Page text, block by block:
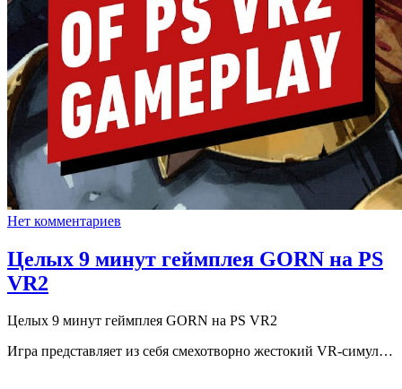
Нет комментариев
Целых 9 минут геймплея GORN на PS
VR2
Целых 9 минут геймплея GORN на PS VR2
Игра представляет из себя смехотворно жестокий VR-симул…